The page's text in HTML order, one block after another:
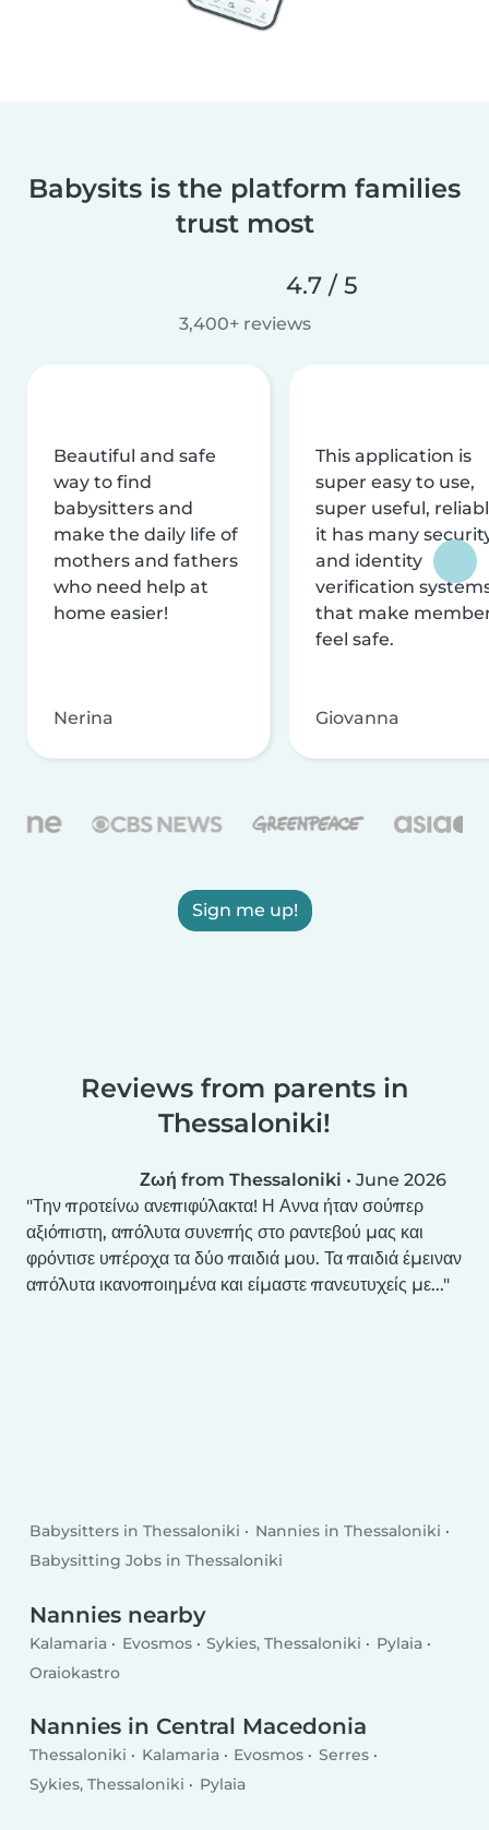
Babysits is the platform families
trust most
4.7 / 5
3,400+ reviews
Beautiful and safe
way to find
babysitters and
make the daily life of
mothers and fathers
who need help at
home easier!
Nerina
This application is
super easy to use,
super useful,
it has many
and identity
verification
that make
feel safe.
Giovanna
Sign me up!
Reviews from parents in
Thessaloniki!
Ζωή from Thessaloniki • June 2026
Την προτείνω ανεπιφύλακτα! Η Αννα ήταν σούπερ
αξιόπιστη, απόλυτα συνεπής στο ραντεβού μας και
φρόντισε υπέροχα τα δύο παιδιά μου. Τα παιδιά έμειναν
απόλυτα ικανοποιημένα και είμαστε πανευτυχείς με...
Babysitters in Thessaloniki
Nannies in Thessaloniki
Babysitting Jobs in Thessaloniki
Nannies nearby
Kalamaria Evosmos Sykies, Thessaloniki
Pylaia
Oraiokastro
Nannies in Central Macedonia
Thessaloniki Kalamaria Evosmos
Serres
Sykies, Thessaloniki
Pylaia